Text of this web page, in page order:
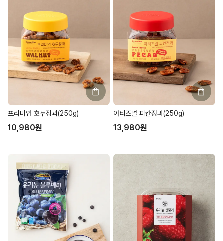
프리미엄 호두정과(250g)
10,980원
아티즈널 피칸정과(250g)
13,980원